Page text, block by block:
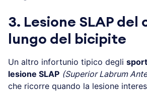
3. Lesione SLAP del
lungo del bicipite
Un altro infortunio tipico degli
lesione SLAP (Superior Labrum
che ricorre quando la lesione